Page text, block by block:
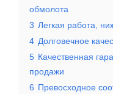
обмолота
3 Легкая работа,
4 Долговечное
5 Качественная
продажи
6 Превосходное